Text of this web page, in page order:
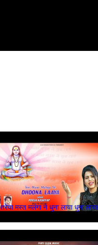
तरेया मस्त मलंगा ने धुना लाया धुना लाया